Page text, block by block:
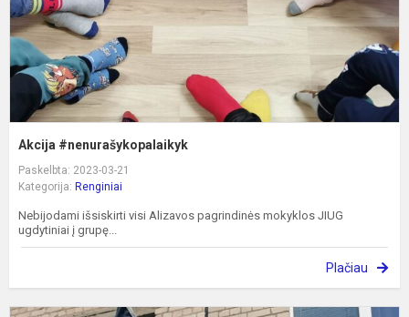
Akcija #nenurašykopalaikyk
Paskelbta: 2023-03-21
Kategorija: Renginiai
Nebijodami išsiskirti visi Alizavos pagrindinės mokyklos JIUG
ugdytiniai į grupę...
Plačiau